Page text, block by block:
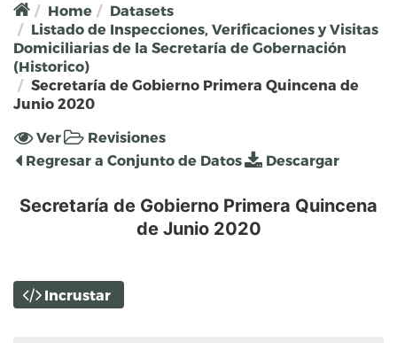
Home
Datasets
Listado de Inspecciones, Verificaciones y Visitas
Domiciliarias de la Secretaría de Gobernación
(Historico)
Secretaría de Gobierno Primera Quincena de
Junio 2020
Solapas principales
Ver(solapa
activa)
Revisiones
Regresar a Conjunto de Datos
Descargar
Secretaría de Gobierno Primera Quincena
de Junio 2020
Incrustar